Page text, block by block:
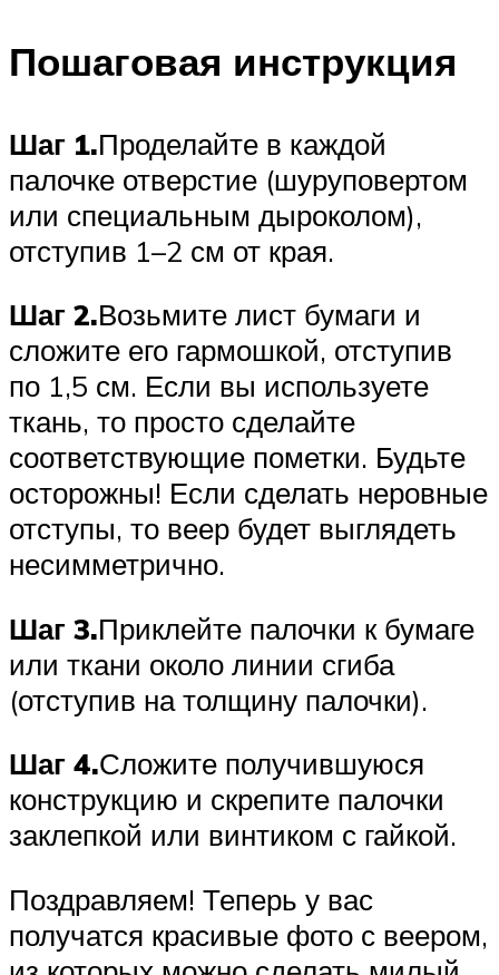
Пошаговая инструкция
Шаг 1.Проделайте в каждой
палочке отверстие (шуруповертом
или специальным дыроколом),
отступив 1–2 см от края.
Шаг 2.Возьмите лист бумаги и
сложите его гармошкой, отступив
по 1,5 см. Если вы используете
ткань, то просто сделайте
соответствующие пометки. Будьте
осторожны! Если сделать неровные
отступы, то веер будет выглядеть
несимметрично.
Шаг 3.Приклейте палочки к бумаге
или ткани около линии сгиба
(отступив на толщину палочки).
Шаг 4.Сложите получившуюся
конструкцию и скрепите палочки
заклепкой или винтиком с гайкой.
Поздравляем! Теперь у вас
получатся красивые фото с веером,